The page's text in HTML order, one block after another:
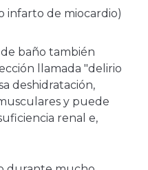
infarto de miocardio)
baño también
llamada "delirio
deshidratación,
y puede
renal e,